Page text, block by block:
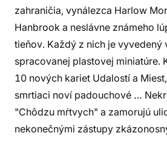
zahraničia, vynálezca Harlow
Hanbrook a neslávne známeho
tieňov. Každý z nich je vyvedený
spracovanej plastovej miniatúre.
10 nových kariet Udalostí a
smrtiaci noví padouchové …
"Chôdzu mŕtvych" a zamorujú
nekonečnými zástupy